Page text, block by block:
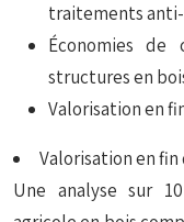
traitements
Économies
structures en
Valorisation en
Valorisation en
Une analyse sur